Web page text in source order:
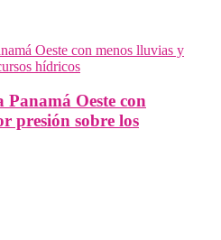
Panamá Oeste con
presión sobre los